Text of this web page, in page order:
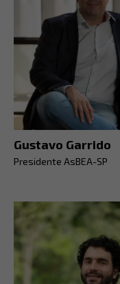
Gustavo Garrido
Presidente AsBEA-SP